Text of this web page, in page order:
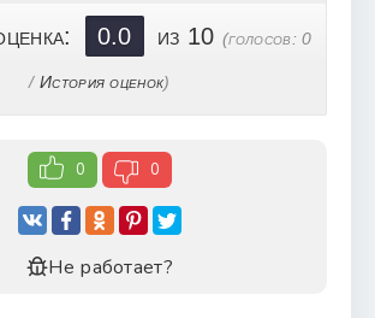
0.0 из 10(голосов:0
/ История оценок)
0 0
Не работает?